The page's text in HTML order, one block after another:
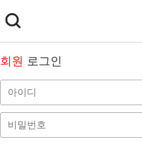
회원 로그인